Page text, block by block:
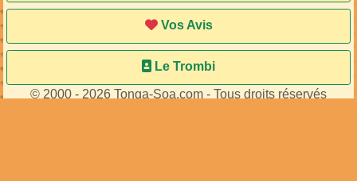
Vos Avis
Le Trombi
© 2000 - 2026 Tonga-Soa.com - Tous droits réservés